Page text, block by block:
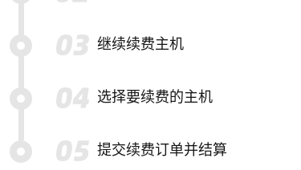
继续续费主机
选择要续费的主机
提交续费订单并结算